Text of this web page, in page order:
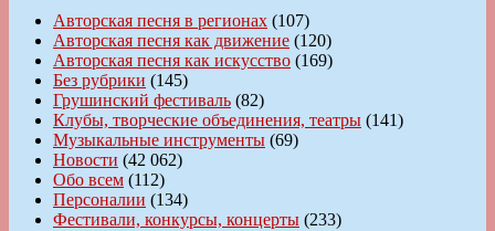
Авторская песня в регионах (107)
Авторская песня как движение (120)
Авторская песня как искусство (169)
Без рубрики (145)
Грушинский фестиваль (82)
Клубы, творческие объединения, театры (141)
Музыкальные инструменты (69)
Новости (42 062)
Обо всем (112)
Персоналии (134)
Фестивали, конкурсы, концерты (233)